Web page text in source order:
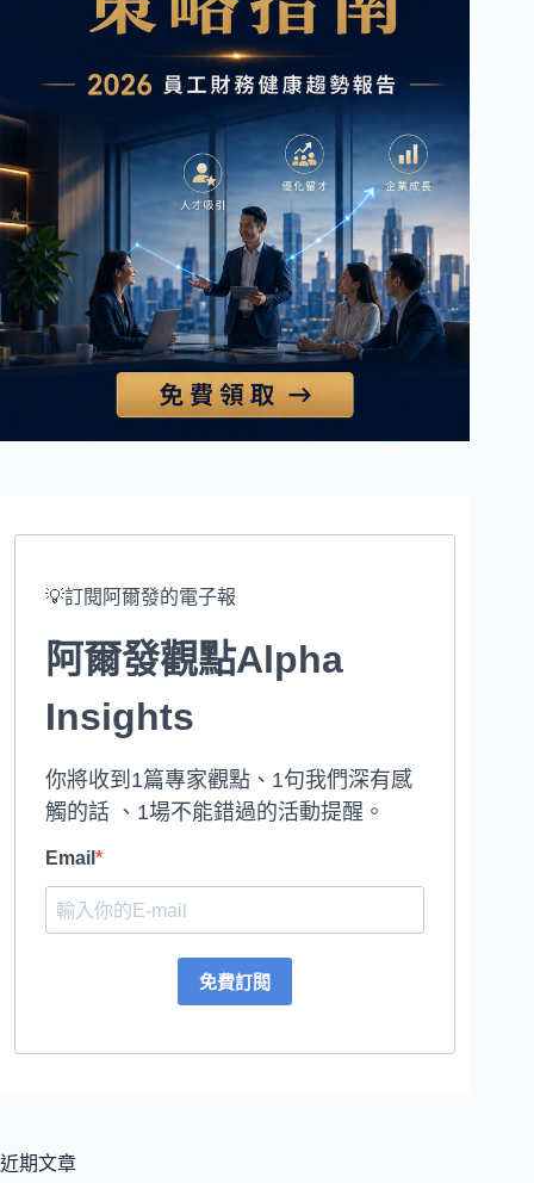
💡訂閱阿爾發的電子報
阿爾發觀點Alpha
Insights
你將收到1篇專家觀點、1句我們深有感
觸的話 、1場不能錯過的活動提醒。
Email
免費訂閱
近期文章